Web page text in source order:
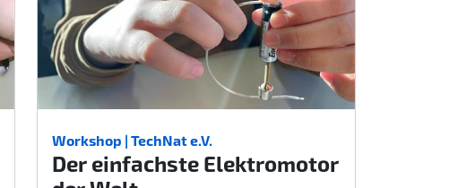
Workshop | TechNat e.V.
Der einfachste Elektromotor